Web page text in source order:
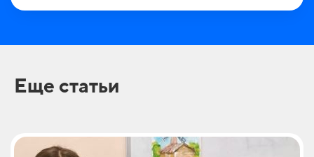
Еще статьи